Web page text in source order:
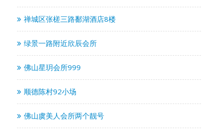
禅城区张槎三路鄱湖酒店8楼
绿景一路附近欣辰会所
佛山星玥会所999
顺德陈村92小场
佛山虞美人会所两个靓号